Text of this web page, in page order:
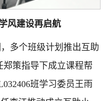
风建设再启航
多个班级计划推出互助
郑策指导下成立课程帮
班学习委员王雨